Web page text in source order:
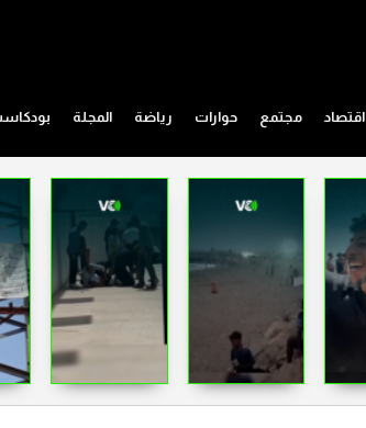
اقتصاد مجتمع حوارات رياضة المجلة